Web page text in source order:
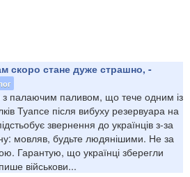
скоро стане дуже страшно, -
з палаючим паливом, що тече одним із
Туапсе після вибуху резервуара на
звернення до українців з-за
мовляв, будьте людянішими. Не за
Гарантую, що українці зберегли
військови...